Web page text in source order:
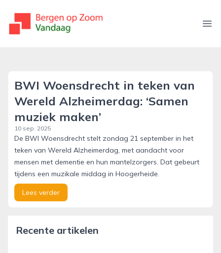
bergenopzoomvandaag.nl
BWI Woensdrecht in teken van
Wereld Alzheimerdag: ‘Samen
muziek maken’
10 sep. 2025
De BWI Woensdrecht stelt zondag 21 september in het
teken van Wereld Alzheimerdag, met aandacht voor
mensen met dementie en hun mantelzorgers. Dat gebeurt
tijdens een muzikale middag in Hoogerheide.
Lees verder
Recente artikelen